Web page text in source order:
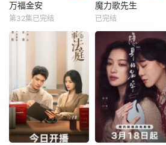
缘与隐藏的真相正
面交锋。申
心最深处的渴望。
但是，他
万福金安
吴曼思
皇后顾清遭害葬身
火海，魂穿为尚衣
局婢女凤卿。为护
妹妹顾婉、查找真
凶，她以婢女之身
周旋于一众嫔妃之
间，更联合太医弟
弟顾玹智斗后宫各
万福金安
第32集已完结
魔力歌先生
大张伟
来自各行各业、不
同身份年龄的魔力s
ir正式集结！进阶
舞台考核已就位，
竞逐魔力歌的极致
演绎，在欢乐解
压、魔力开唱的氛
围里，共同诞生年
魔力歌先生
已完结